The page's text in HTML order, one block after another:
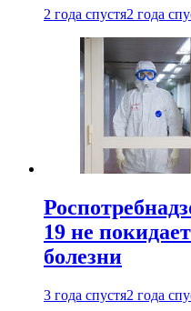
2 года спустя2 года
19 не
болезни
3 года спустя2 года